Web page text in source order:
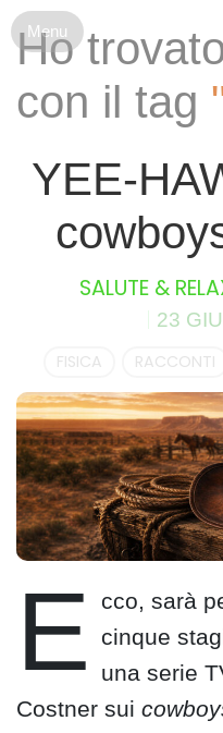
Ho
con il tag
YEE-
SALUTE &
23
FISICA RACCONTI
E
cco, sarà
cinque
una serie
Costner sui